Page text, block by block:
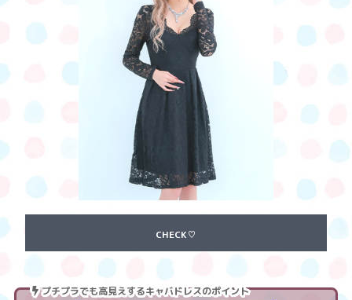
CHECK♡
プチプラでも高見えするキャバドレスのポイント